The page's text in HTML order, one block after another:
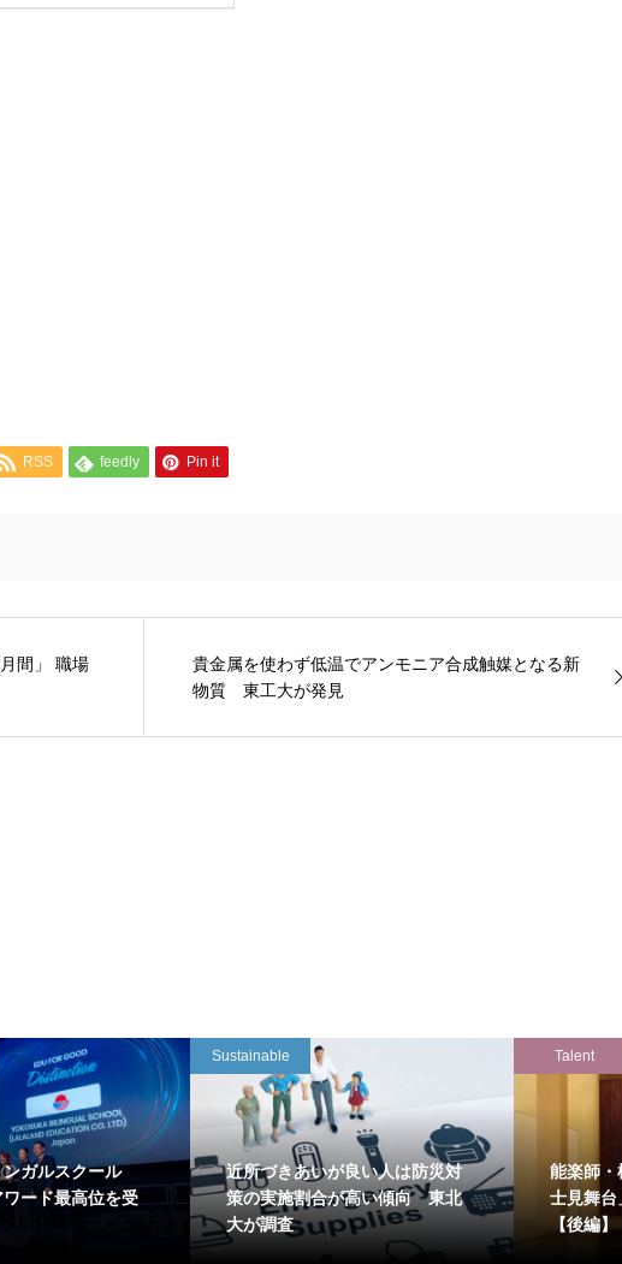
RSS feedly Pin it
間」 職場
貴金属を使わず低温でアンモニア合成触媒となる新
物質 東工大が発見
ガルスクール
ード最高位を受
Sustainable
近所づきあいが良い人は防災対
策の実施割合が高い傾向 東北
大が調査
Talent
能楽師・
士見舞台
【後編】